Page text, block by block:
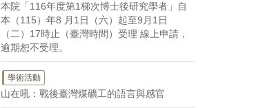
本院「116年度第1梯次博士後研究學者」自
本（115）年8 月1日（六）起至9月1日
（二）17時止（臺灣時間）受理 線上申請，
逾期恕不受理。
學術活動
山在吼：戰後臺灣煤礦工的語言與感官